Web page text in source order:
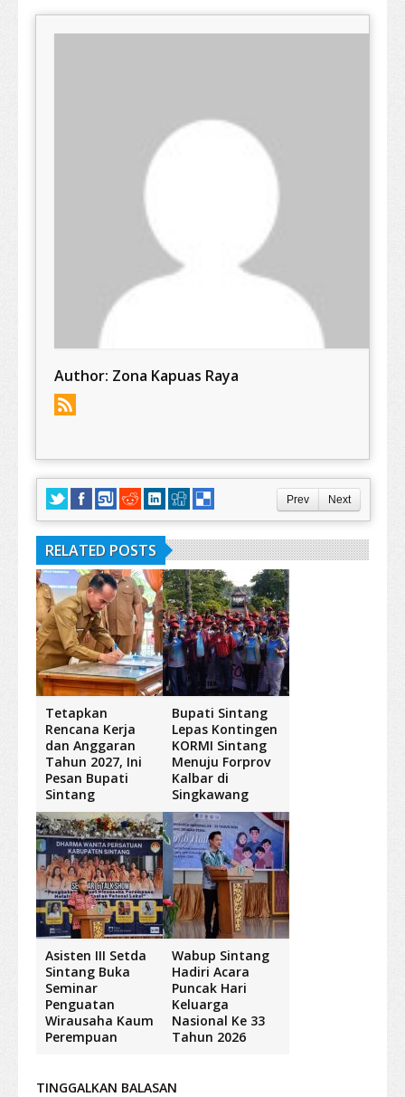
Author: Zona Kapuas Raya
Prev Next
RELATED POSTS
Tetapkan
Rencana Kerja
dan Anggaran
Tahun 2027, Ini
Pesan Bupati
Sintang
Bupati Sintang
Lepas Kontingen
KORMI Sintang
Menuju Forprov
Kalbar di
Singkawang
Asisten III Setda
Sintang Buka
Seminar
Penguatan
Wirausaha Kaum
Perempuan
Wabup Sintang
Hadiri Acara
Puncak Hari
Keluarga
Nasional Ke 33
Tahun 2026
TINGGALKAN BALASAN